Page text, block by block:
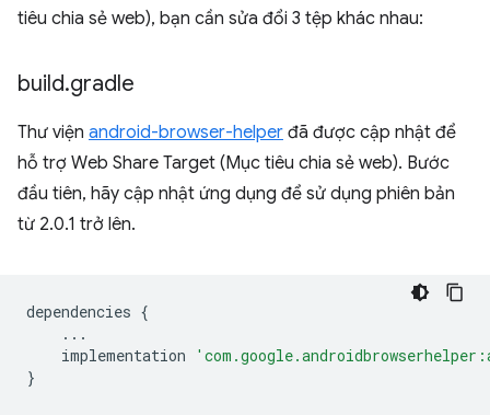
tiêu chia sẻ web), bạn cần sửa đổi 3 tệp khác nhau:
build.gradle
Thư viện android-browser-helper đã được cập nhật để
hỗ trợ Web Share Target (Mục tiêu chia sẻ web). Bước
đầu tiên, hãy cập nhật ứng dụng để sử dụng phiên bản
từ 2.0.1 trở lên.
dependencies {
...
implementation
}